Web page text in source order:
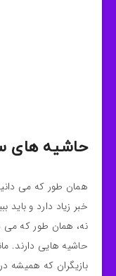
حاشیه های
همان طور که می
خبر زیاد دارد و باید
نه، همان طور که می
حاشیه هایی دارند.
بازیگران که همیشه